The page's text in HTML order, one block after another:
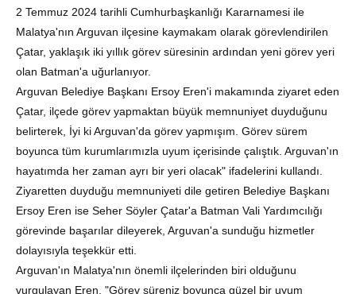
2 Temmuz 2024 tarihli Cumhurbaşkanlığı Kararnamesi ile
Malatya'nın Arguvan ilçesine kaymakam olarak görevlendirilen
Çatar, yaklaşık iki yıllık görev süresinin ardından yeni görev yeri
olan Batman'a uğurlanıyor.
Arguvan Belediye Başkanı Ersoy Eren'i makamında ziyaret eden
Çatar, ilçede görev yapmaktan büyük memnuniyet duyduğunu
belirterek, İyi ki Arguvan'da görev yapmışım. Görev sürem
boyunca tüm kurumlarımızla uyum içerisinde çalıştık. Arguvan'ın
hayatımda her zaman ayrı bir yeri olacak" ifadelerini kullandı.
Ziyaretten duyduğu memnuniyeti dile getiren Belediye Başkanı
Ersoy Eren ise Seher Söyler Çatar'a Batman Vali Yardımcılığı
görevinde başarılar dileyerek, Arguvan'a sunduğu hizmetler
dolayısıyla teşekkür etti.
Arguvan'ın Malatya'nın önemli ilçelerinden biri olduğunu
vurgulayan Eren, "Görev süreniz boyunca güzel bir uyum